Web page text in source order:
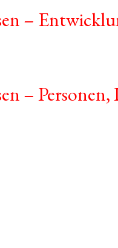
–
–